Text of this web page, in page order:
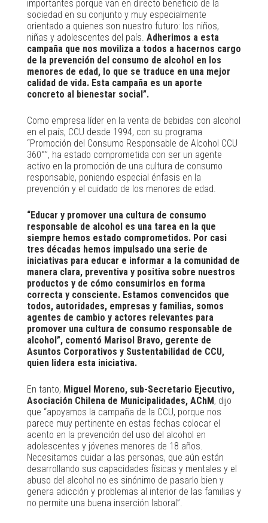
importantes porque van en directo beneficio de la
sociedad en su conjunto y muy especialmente
orientado a quienes son nuestro futuro: los niños,
niñas y adolescentes del país. Adherimos a esta
campaña que nos moviliza a todos a hacernos cargo
de la prevención del consumo de alcohol en los
menores de edad, lo que se traduce en una mejor
calidad de vida. Esta campaña es un aporte
concreto al bienestar social”.
Como empresa líder en la venta de bebidas con alcohol
en el país, CCU desde 1994, con su programa
“Promoción del Consumo Responsable de Alcohol CCU
360°”, ha estado comprometida con ser un agente
activo en la promoción de una cultura de consumo
responsable, poniendo especial énfasis en la
prevención y el cuidado de los menores de edad.
“Educar y promover una cultura de consumo
responsable de alcohol es una tarea en la que
siempre hemos estado comprometidos. Por casi
tres décadas hemos impulsado una serie de
iniciativas para educar e informar a la comunidad de
manera clara, preventiva y positiva sobre nuestros
productos y de cómo consumirlos en forma
correcta y consciente. Estamos convencidos que
todos, autoridades, empresas y familias, somos
agentes de cambio y actores relevantes para
promover una cultura de consumo responsable de
alcohol”, comentó Marisol Bravo, gerente de
Asuntos Corporativos y Sustentabilidad de CCU,
quien lidera esta iniciativa.
En tanto, Miguel Moreno, sub-Secretario Ejecutivo,
Asociación Chilena de Municipalidades, AChM, dijo
que “apoyamos la campaña de la CCU, porque nos
parece muy pertinente en estas fechas colocar el
acento en la prevención del uso del alcohol en
adolescentes y jóvenes menores de 18 años.
Necesitamos cuidar a las personas, que aún están
desarrollando sus capacidades físicas y mentales y el
abuso del alcohol no es sinónimo de pasarlo bien y
genera adicción y problemas al interior de las familias y
no permite una buena inserción laboral”.